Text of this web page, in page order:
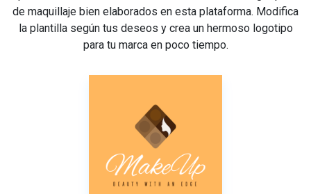
de maquillaje bien elaborados en esta plataforma. Modifica
la plantilla según tus deseos y crea un hermoso logotipo
para tu marca en poco tiempo.